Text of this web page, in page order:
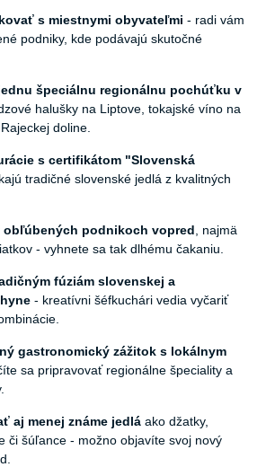
s miestnymi obyvateľmi - radi vám
podniky, kde podávajú skutočné
špeciálnu regionálnu pochúťku v
halušky na Liptove, tokajské víno na
doline.
s certifikátom "Slovenská
tradičné slovenské jedlá z kvalitných
obľúbených podnikoch vopred , najmä
- vyhnete sa tak dlhému čakaniu.
fúziám slovenskej a
- kreatívni šéfkuchári vedia vyčariť
gastronomický zážitok s lokálnym
sa pripravovať regionálne špeciality a
aj menej známe jedlá ako džatky,
či šúľance - možno objavíte svoj nový